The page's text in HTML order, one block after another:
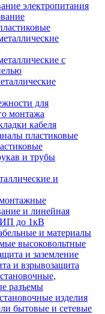
электропитания
с
для
монтажа
кабеля
пластиковые
и трубы
и
и линейная
до 1кВ
и материалы
высоковольтные
и заземление
и взрывозащита
разъемы
изделия
бытовые и сетевые